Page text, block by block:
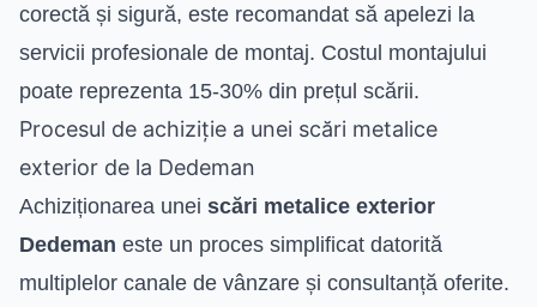
corectă și sigură, este recomandat să apelezi la
servicii profesionale de montaj. Costul montajului
poate reprezenta 15-30% din prețul scării.
Procesul de achiziție a unei scări metalice
exterior de la Dedeman
Achiziționarea unei scări metalice exterior
Dedeman este un proces simplificat datorită
multiplelor canale de vânzare și consultanță oferite.